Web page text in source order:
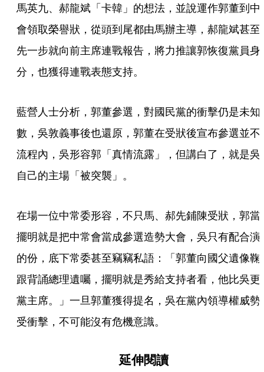
馬英九、郝龍斌「卡韓」的想法，並說運作郭董到中
會領取榮譽狀，從頭到尾都由馬辦主導，郝龍斌甚至
先一步就向前主席連戰報告，將力推讓郭恢復黨員身
分，也獲得連戰表態支持。
藍營人士分析，郭董參選，對國民黨的衝擊仍是未知
數，吳敦義事後也還原，郭董在受狀後宣布參選並不
流程內，吳形容郭「真情流露」，但講白了，就是吳
自己的主場「被突襲」。
在場一位中常委形容，不只馬、郝先鋪陳受狀，郭當
擺明就是把中常會當成參選造勢大會，吳只有配合演
的份，底下常委甚至竊竊私語：「郭董向國父遺像鞠
跟背誦總理遺囑，擺明就是秀給支持者看，他比吳更
黨主席。」一旦郭董獲得提名，吳在黨內領導權威勢
受衝擊，不可能沒有危機意識。
延伸閱讀